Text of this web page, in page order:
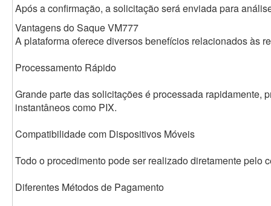
Após a confirmação, a solicitação será enviada para
Vantagens do Saque VM777
A plataforma oferece diversos benefícios relacionados às
Processamento Rápido
Grande parte das solicitações é processada rapidamente,
instantâneos como PIX.
Compatibilidade com Dispositivos Móveis
Todo o procedimento pode ser realizado diretamente pelo
Diferentes Métodos de Pagamento